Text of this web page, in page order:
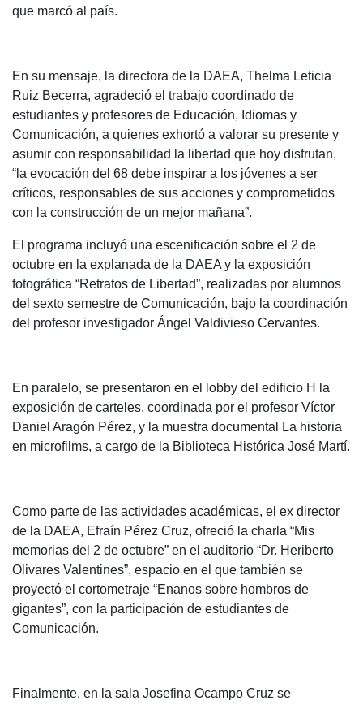
que marcó al país.
En su mensaje, la directora de la DAEA, Thelma Leticia
Ruiz Becerra, agradeció el trabajo coordinado de
estudiantes y profesores de Educación, Idiomas y
Comunicación, a quienes exhortó a valorar su presente y
asumir con responsabilidad la libertad que hoy disfrutan,
“la evocación del 68 debe inspirar a los jóvenes a ser
críticos, responsables de sus acciones y comprometidos
con la construcción de un mejor mañana”.
El programa incluyó una escenificación sobre el 2 de
octubre en la explanada de la DAEA y la exposición
fotográfica “Retratos de Libertad”, realizadas por alumnos
del sexto semestre de Comunicación, bajo la coordinación
del profesor investigador Ángel Valdivieso Cervantes.
En paralelo, se presentaron en el lobby del edificio H la
exposición de carteles, coordinada por el profesor Víctor
Daniel Aragón Pérez, y la muestra documental La historia
en microfilms, a cargo de la Biblioteca Histórica José Martí.
Como parte de las actividades académicas, el ex director
de la DAEA, Efraín Pérez Cruz, ofreció la charla “Mis
memorias del 2 de octubre” en el auditorio “Dr. Heriberto
Olivares Valentines”, espacio en el que también se
proyectó el cortometraje “Enanos sobre hombros de
gigantes”, con la participación de estudiantes de
Comunicación.
Finalmente, en la sala Josefina Ocampo Cruz se